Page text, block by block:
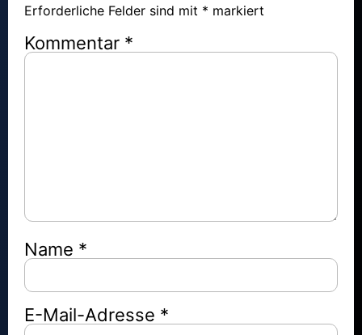
Erforderliche Felder sind mit * markiert
Kommentar *
Name *
E-Mail-Adresse *